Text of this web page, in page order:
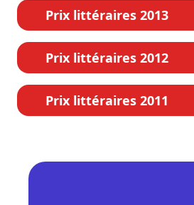
Prix littéraires 2013
Prix littéraires 2012
Prix littéraires 2011